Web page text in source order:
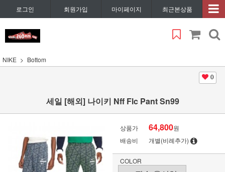
로그인 회원가입 마이페이지 최근본상품
NIKE Bottom
0
세일 [해외] 나이키 Nff Flc Pant Sn99
상품가 64,800원
배송비
개별(비례추가)
COLOR